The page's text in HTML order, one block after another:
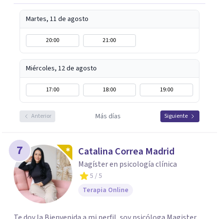
Martes, 11 de agosto
20:00 21:00
Miércoles, 12 de agosto
17:00 18:00 19:00
Anterior Más días Siguiente
7 Catalina Correa Madrid
Magíster en psicología clínica
5 / 5
Terapia Online